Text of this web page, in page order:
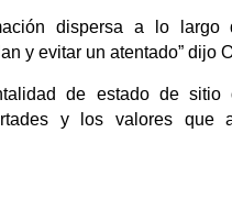
dispersa a lo largo
y evitar un atentado” dijo
de estado de sitio
y los valores que